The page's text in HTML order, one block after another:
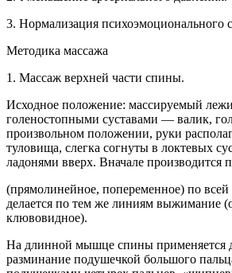
3. Нормализация психоэмоционального
Методика массажа
1. Массаж верхней части спины.
Исходное положение: массируемый
голеностопными суставами — валик,
произвольном положении, руки
туловища, слегка согнуты в локтевых
ладонями вверх. Вначале производится
(прямолинейное, попеременное) по всей
делается по тем же линиям выжимание
клювовидное).
На длинной мышце спины применяется
разминание подушечкой большого